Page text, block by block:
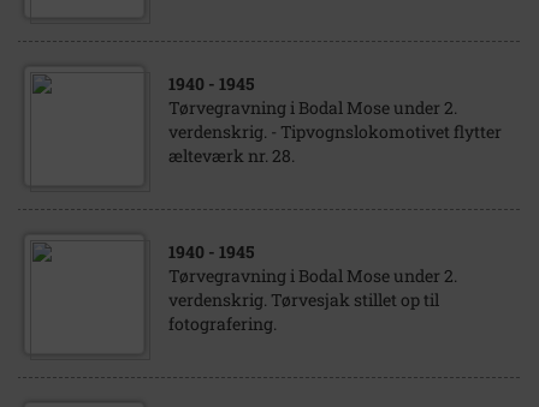
1940 - 1945
Tørvegravning i Bodal Mose under 2.
verdenskrig. - Tipvognslokomotivet flytter
ælteværk nr. 28.
1940 - 1945
Tørvegravning i Bodal Mose under 2.
verdenskrig. Tørvesjak stillet op til
fotografering.